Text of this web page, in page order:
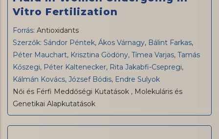
Vitro Fertilization
Forrás: Antioxidants
Szerzők: Sándor Péntek, Ákos Várnagy, Bálint Farkas,
Péter Mauchart, Krisztina Gödöny, Tímea Varjas, Tamás
Kőszegi, Péter Kaltenecker, Rita Jakabfi-Csepregi,
Kálmán Kovács, József Bódis, Endre Sulyok
Női és Férfi Meddőségi Kutatások , Molekuláris és
Genetikai Alapkutatások